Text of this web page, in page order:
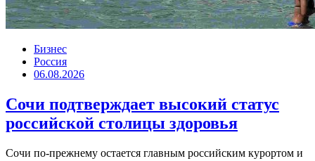
Бизнес
Россия
06.08.2026
Сочи подтверждает высокий статус
российской столицы здоровья
Сочи по-прежнему остается главным российским курортом и